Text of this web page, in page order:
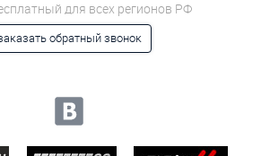
для всех регионов РФ
обратный звонок